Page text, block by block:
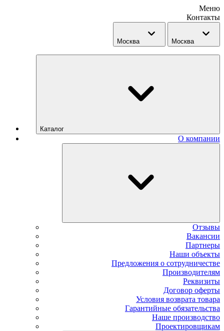
Меню
Контакты
Москва Москва
Каталог
О компании
Отзывы
Вакансии
Партнеры
Наши объекты
Предложения о сотрудничестве
Производителям
Реквизиты
Договор оферты
Условия возврата товара
Гарантийные обязательства
Наше производство
Проектировщикам